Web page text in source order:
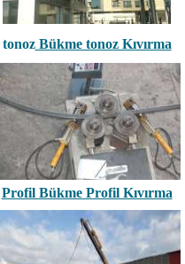
tonozBükme tonoz Kıvırma
Profil Bükme Profil Kıvırma